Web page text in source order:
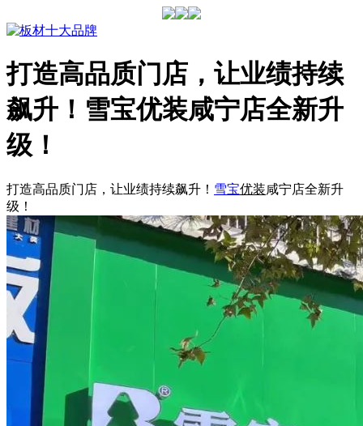
打造高品质门店，让业绩持续
飙升！雪宝优装咸宁店全新升
级！
打造高品质门店，让业绩持续飙升！ 雪宝优装咸宁店全新升
级！